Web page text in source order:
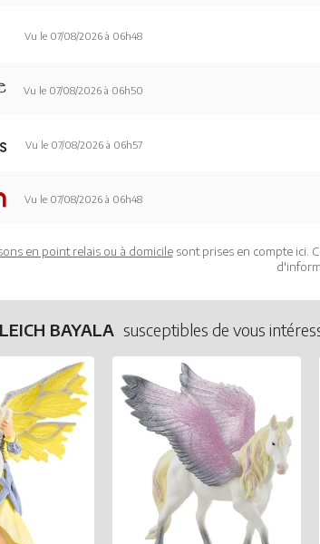
Vu le 07/08/2026 à 06h48
Vu le 07/08/2026 à 06h50
Vu le 07/08/2026 à 06h57
Vu le 07/08/2026 à 06h48
en point relais ou à domicilesont prises en compte ici.
BAYALA susceptibles de vous